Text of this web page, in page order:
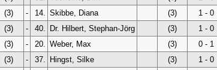
(3) - 14. Skibbe, Diana (3)
1 - 0
(3) - 40. Dr. Hilbert, Stephan-Jörg (3)
1 - 0
(3) - 20. Weber, Max (3)
0 - 1
(3) - 37. Hingst, Silke (3)
1 - 0